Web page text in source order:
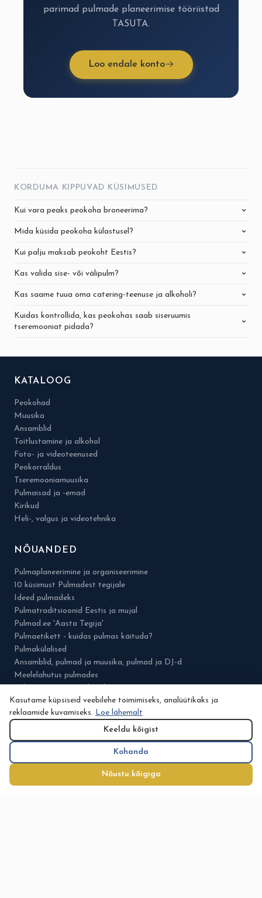
parimad pulmade planeerimise tööriistad
TASUTA.
Loo endale konto
KORDUMA KIPPUVAD KÜSIMUSED
Kui vara peaks peokoha broneerima?
Mida küsida peokoha külastusel?
Kui palju maksab peokoht Eestis?
Kas valida sise- või välipulm?
Kas saame tuua oma catering-teenuse ja alkoholi?
Kuidas kontrollida, kas peokohas saab siseruumis
tseremooniat pidada?
KATALOOG
Peokohad
Muusika
Ansamblid
Toitlustamine ja alkohol
Foto- ja videoteenused
Peokorraldus
Tseremooniamuusika
Pulmaisad ja -emad
Kirikud
Heli-, valgus ja videotehnika
NÕUANDED
Pulmaplaneerimine ja organiseerimine
10 küsimust Pulmadest tegijale
Ideed pulmadeks
Pulmatraditsioonid Eestis ja mujal
Pulmad.ee 'Aasta Tegija'
Pulmaetikett - kuidas pulmas käituda?
Pulmakülalised
Ansamblid, pulmad ja muusika, pulmad ja DJ-d
Meelelahutus pulmades
PULMAD.EE
Meist
Kataloog
Kasutame küpsiseid veebilehe toimimiseks, analüütikaks ja
reklaamide kuvamiseks. Loe lähemalt
Keeldu kõigist
Kohanda
Nõustu kõigiga